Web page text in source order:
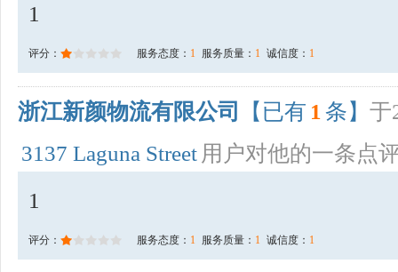
1
评分： 服务态度： 1 服务质量： 1 诚信度： 1
浙江新颜物流有限公司 【已有 1 条】 于
3137 Laguna Street 用户对他的一条点
1
评分： 服务态度： 1 服务质量： 1 诚信度： 1